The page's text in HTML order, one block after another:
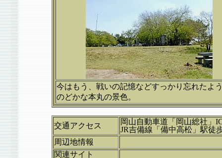
今はもう、戦いの記憶などすっかり忘れたよ
のどかな本丸の景色。
交通アクセス
岡山自動車道「岡山総社」
JR吉備線「備中高松」駅徒
周辺地情報
関連サイト